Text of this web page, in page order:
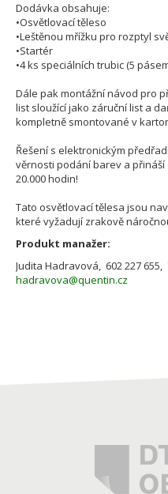
Dodávka obsahuje:
•Osvětlovací těleso
•Leštěnou mřížku pro rozptyl
•Startér
•4 ks speciálních trubic (5
Dále pak montážní návod pro
list sloužící jako záruční list a
kompletně smontované v
Řešení s elektronickým
věrnosti podání barev a přináší
20.000 hodin!
Tato osvětlovací tělesa jsou
které vyžadují zrakově
Produkt manažer:
Judita Hadravová, 602 227 655,
hadravova@quentin.cz